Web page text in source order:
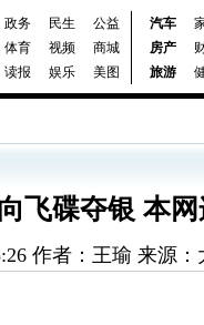
政务 民生
公益
体育 视频
商城
读报 娱乐 美图
汽车
房产
旅游
飞碟夺银 本
作者：王瑜 来源